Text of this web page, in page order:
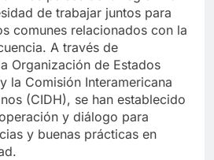
de trabajar juntos para
comunes relacionados con la
A través de
Organización de Estados
la Comisión Interamericana
(CIDH), se han establecido
y diálogo para
y buenas prácticas en